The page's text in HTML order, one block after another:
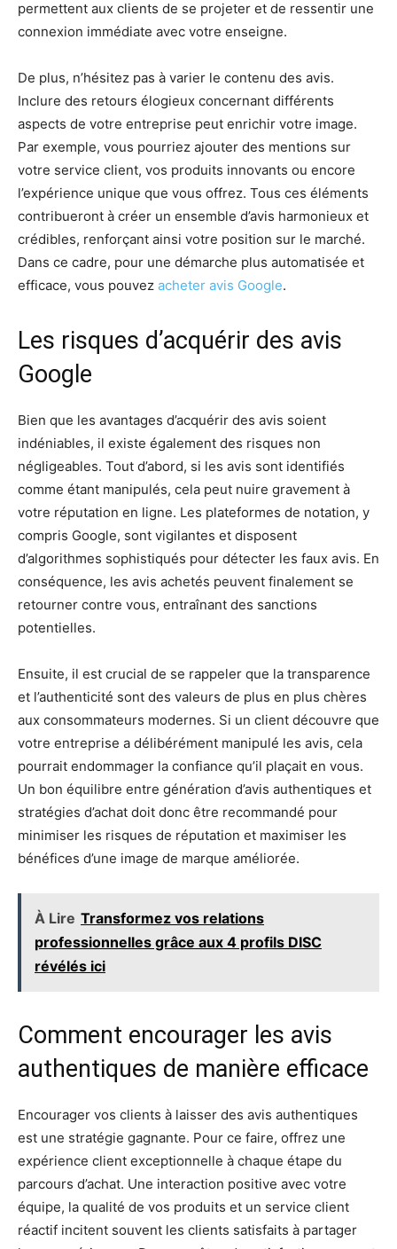
permettent aux clients de se projeter et de ressentir une
connexion immédiate avec votre enseigne.
De plus, n’hésitez pas à varier le contenu des avis.
Inclure des retours élogieux concernant différents
aspects de votre entreprise peut enrichir votre image.
Par exemple, vous pourriez ajouter des mentions sur
votre service client, vos produits innovants ou encore
l’expérience unique que vous offrez. Tous ces éléments
contribueront à créer un ensemble d’avis harmonieux et
crédibles, renforçant ainsi votre position sur le marché.
Dans ce cadre, pour une démarche plus automatisée et
efficace, vous pouvez acheter avis Google.
Les risques d’acquérir des avis
Google
Bien que les avantages d’acquérir des avis soient
indéniables, il existe également des risques non
négligeables. Tout d’abord, si les avis sont identifiés
comme étant manipulés, cela peut nuire gravement à
votre réputation en ligne. Les plateformes de notation, y
compris Google, sont vigilantes et disposent
d’algorithmes sophistiqués pour détecter les faux avis. En
conséquence, les avis achetés peuvent finalement se
retourner contre vous, entraînant des sanctions
potentielles.
Ensuite, il est crucial de se rappeler que la transparence
et l’authenticité sont des valeurs de plus en plus chères
aux consommateurs modernes. Si un client découvre que
votre entreprise a délibérément manipulé les avis, cela
pourrait endommager la confiance qu’il plaçait en vous.
Un bon équilibre entre génération d’avis authentiques et
stratégies d’achat doit donc être recommandé pour
minimiser les risques de réputation et maximiser les
bénéfices d’une image de marque améliorée.
À Lire Transformez vos relations
professionnelles grâce aux 4 profils DISC
révélés ici
Comment encourager les avis
authentiques de manière efficace
Encourager vos clients à laisser des avis authentiques
est une stratégie gagnante. Pour ce faire, offrez une
expérience client exceptionnelle à chaque étape du
parcours d’achat. Une interaction positive avec votre
équipe, la qualité de vos produits et un service client
réactif incitent souvent les clients satisfaits à partager